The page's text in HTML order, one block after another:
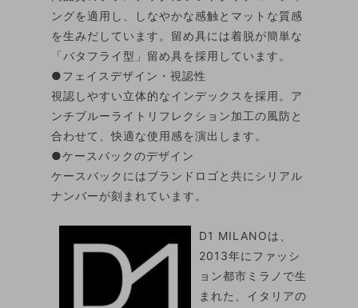
ングを適用し、しなやかな感触とマットな質感
を生みだしています。留め具には着脱が簡単な
「バタフライ型」留め具を採用しています。
●フェイスデザイン・視認性
視認しやすい立体的なインデックスを採用。ア
ンチブルーライトリフレクション加工の風防と
合わせて、快適な使用感を演出します。
●ケースバックのデザイン
ケースバックにはブランドロゴと共にシリアル
ナンバーが刻まれています。
D1 MILANOは、
2013年にファッシ
ョン都市ミラノで生
まれた、イタリアの